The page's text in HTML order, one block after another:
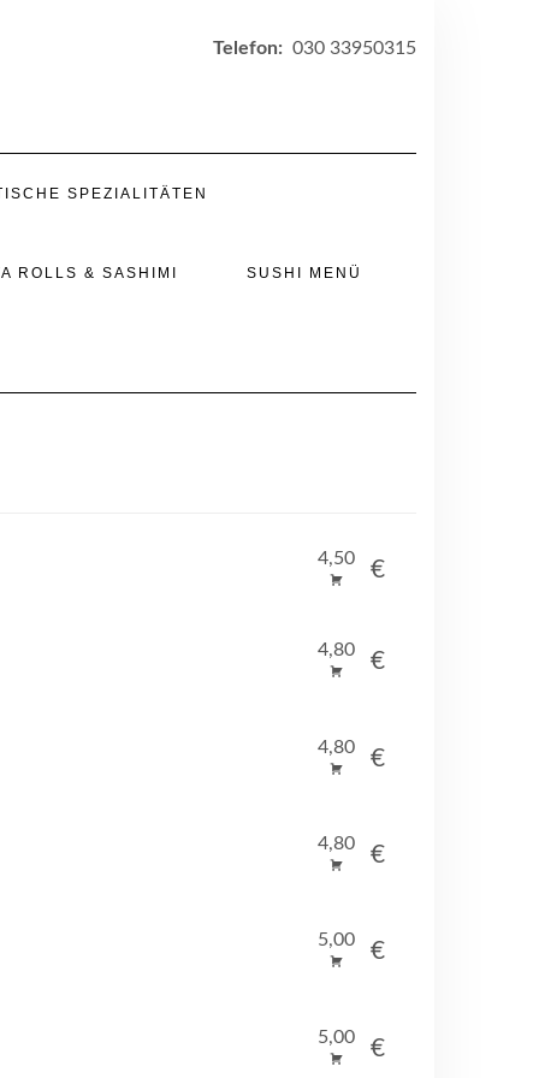
Telefon: 030 33950315
SPEZIALITÄTEN
ROLLS & SASHIMI SUSHI MENÜ
4,50 €
4,80 €
4,80 €
4,80 €
5,00 €
5,00 €